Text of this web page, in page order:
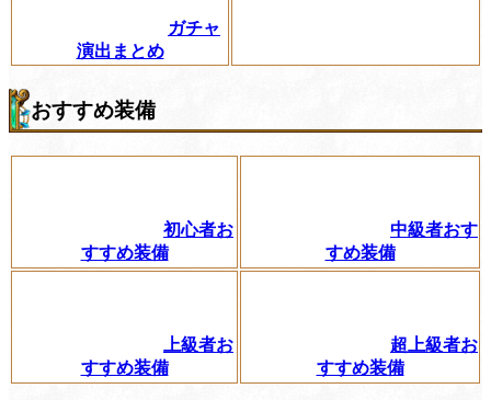
ガチャ
演出まとめ
おすすめ装備
初心者お
すすめ装備
中級者おす
すめ装備
上級者お
すすめ装備
超上級者お
すすめ装備